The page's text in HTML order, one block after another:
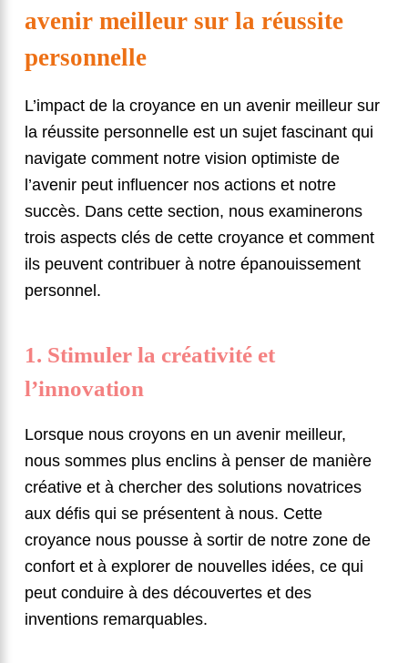
avenir meilleur sur la réussite
personnelle
L’impact de la croyance en un avenir meilleur sur
la réussite personnelle est un sujet fascinant qui
navigate comment notre vision optimiste de
l’avenir peut influencer nos actions et notre
succès. Dans cette section, nous examinerons
trois aspects clés de cette croyance et comment
ils peuvent contribuer à notre épanouissement
personnel.
1. Stimuler la créativité et
l’innovation
Lorsque nous croyons en un avenir meilleur,
nous sommes plus enclins à penser de manière
créative et à chercher des solutions novatrices
aux défis qui se présentent à nous. Cette
croyance nous pousse à sortir de notre zone de
confort et à explorer de nouvelles idées, ce qui
peut conduire à des découvertes et des
inventions remarquables.